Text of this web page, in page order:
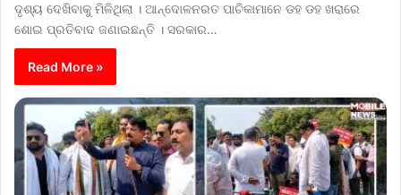
ଦୃଶ୍ୟ ଦେଖିବାକୁ ମିଳିଥିଲା । ଆନ୍ଦୋଳନରତ ପାଚିକାମାନେ ଡହ ଡହ ଖରାରେ
ଶୋଇ ପ୍ରତିବାଦ ଜଣାଇଛନ୍ତି । ସରକାର…
Read More »